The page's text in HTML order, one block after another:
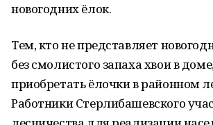
новогодних ёлок.
Тем, кто не представляет
без смолистого запаха хвои в
приобретать ёлочки в районном
Работники Стерлибашевского